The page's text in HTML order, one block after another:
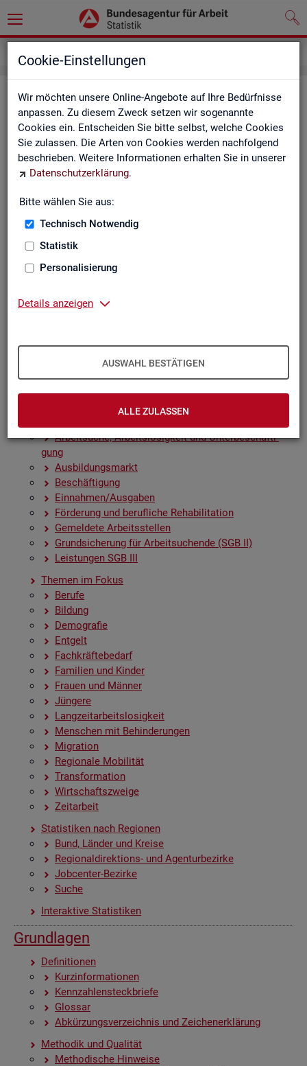
Cookie-Einstellungen
Wir möchten unsere Online-Angebote auf Ihre Bedürfnisse
anpassen. Zu diesem Zweck setzen wir sogenannte
Cookies ein. Entscheiden Sie bitte selbst, welche Cookies
Sie zulassen. Die Arten von Cookies werden nachfolgend
beschrieben. Weitere Informationen erhalten Sie in unserer
Datenschutzerklärung.
Bitte wählen Sie aus:
Technisch Notwendig
Statistik
Personalisierung
Details anzeigen
AUSWAHL BESTÄTIGEN
ALLE ZULASSEN
In­halts­ver­zeich­nis
Sta­tis­ti­ken
Rund­schau Ar­beits­markt
Mo­nats­be­richt
Eck­wer­te des Ar­beits­mark­tes und der Grund­si­che­
rung
Eck­wer­te Ar­beits­markt
Ar­beits­markt in Deutsch­land
Zah­len, Daten, Fak­ten - Struk­tur­da­ten und -in­di­ka­to­
Früh­in­di­ka­to­ren für den Ar­beits­markt
Sai­son­be­rei­nig­te Zeit­rei­hen
Ar­beit­su­che, Ar­beits­lo­sig­keit und Un­ter­be­schäf­ti­
gung
Aus­bil­dungs­markt
Be­schäf­ti­gung
Ein­nah­men/Aus­ga­ben
För­de­rung und be­ruf­li­che Re­ha­bi­li­ta­ti­on
Ge­mel­de­te Ar­beits­stel­len
Grund­si­che­rung für Ar­beit­su­chen­de (SGB II)
Leis­tun­gen SGB III
The­men im Fokus
Be­ru­fe
Bil­dung
De­mo­gra­fie
Ent­gelt
Fach­kräf­te­be­darf
Fa­mi­li­en und Kin­der
Frau­en und Män­ner
Jün­ge­re
Lang­zeit­ar­beits­lo­sig­keit
Men­schen mit Be­hin­de­run­gen
Mi­gra­ti­on
Re­gio­na­le Mo­bi­li­tät
Trans­for­ma­ti­on
Wirt­schafts­zwei­ge
Zeit­ar­beit
Sta­tis­ti­ken nach Re­gio­nen
Bund, Län­der und Krei­se
Re­gio­nal­di­rek­ti­ons- und Agen­tur­be­zir­ke
Job­cen­ter-Be­zir­ke
Suche
In­ter­ak­ti­ve Sta­tis­ti­ken
Grund­la­gen
De­fi­ni­tio­nen
Kurz­in­for­ma­tio­nen
Kenn­zah­len­steck­brie­fe
Glos­sar
Ab­kür­zungs­ver­zeich­nis und Zei­chen­er­klä­rung
Me­tho­dik und Qua­li­tät
Me­tho­di­sche Hin­wei­se